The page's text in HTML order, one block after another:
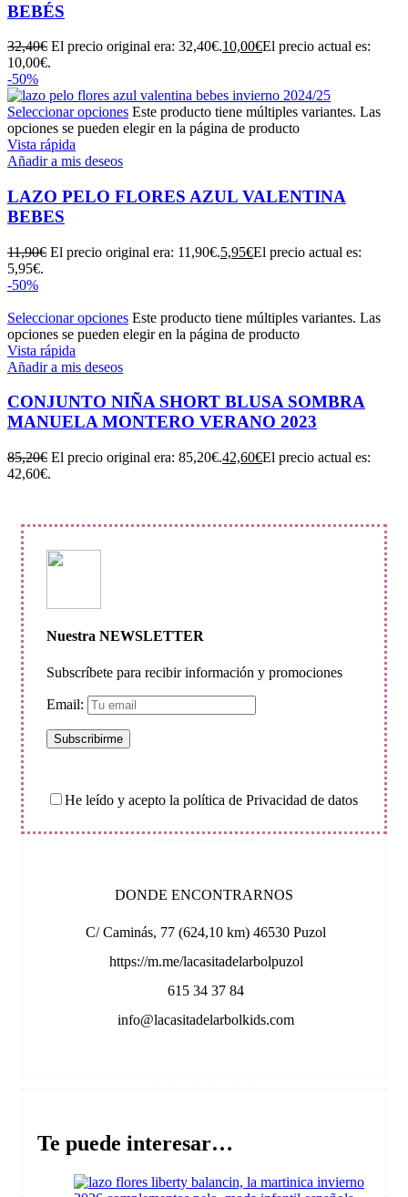
BEBÉS
32,40€ El precio original era: 32,40€.10,00€El precio actual es:
10,00€.
-50%
Seleccionar opciones Este producto tiene múltiples variantes. Las
opciones se pueden elegir en la página de producto
Vista rápida
Añadir a mis deseos
LAZO PELO FLORES AZUL VALENTINA
BEBES
11,90€ El precio original era: 11,90€.5,95€El precio actual es:
5,95€.
-50%
Seleccionar opciones Este producto tiene múltiples variantes. Las
opciones se pueden elegir en la página de producto
Vista rápida
Añadir a mis deseos
CONJUNTO NIÑA SHORT BLUSA SOMBRA
MANUELA MONTERO VERANO 2023
85,20€ El precio original era: 85,20€.42,60€El precio actual es:
42,60€.
Nuestra NEWSLETTER
Subscríbete para recibir información y promociones
Email:
He leído y acepto la política de Privacidad de datos
DONDE ENCONTRARNOS
C/ Caminás, 77 (624,10 km) 46530 Puzol
https://m.me/lacasitadelarbolpuzol
615 34 37 84
info@lacasitadelarbolkids.com
Te puede interesar…